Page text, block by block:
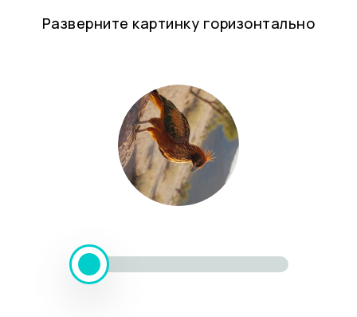
Разверните картинку горизонтально